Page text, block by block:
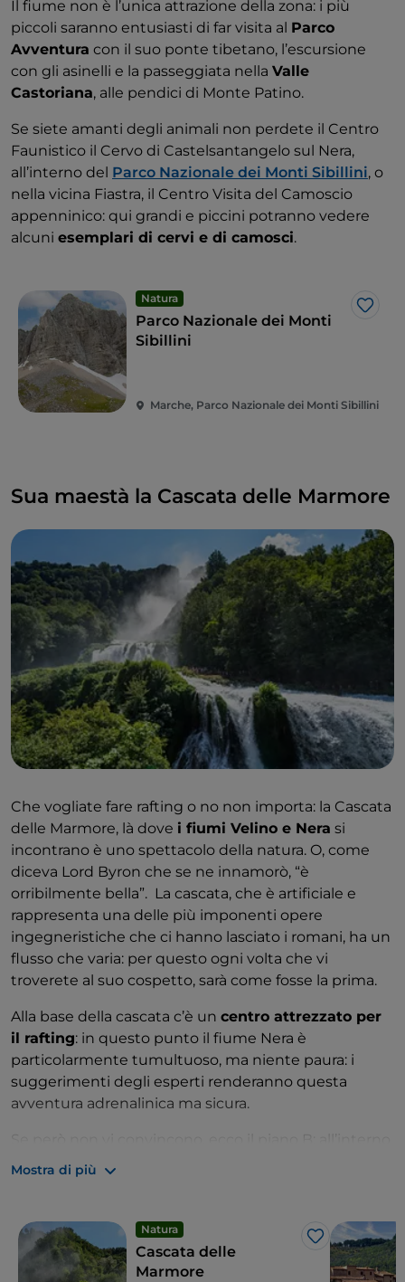
Il fiume non è l’unica attrazione della zona: i più
piccoli saranno entusiasti di far visita al Parco
Avventura con il suo ponte tibetano, l’escursione
con gli asinelli e la passeggiata nella Valle
Castoriana, alle pendici di Monte Patino.
Se siete amanti degli animali non perdete il Centro
Faunistico il Cervo di Castelsantangelo sul Nera,
all’interno del Parco Nazionale dei Monti Sibillini, o
nella vicina Fiastra, il Centro Visita del Camoscio
appenninico: qui grandi e piccini potranno vedere
alcuni esemplari di cervi e di camosci.
Natura
Like
Parco Nazionale dei Monti
Sibillini
Marche, Parco Nazionale dei Monti Sibillini
Sua maestà la Cascata delle Marmore
Che vogliate fare rafting o no non importa: la Cascata
delle Marmore, là dove i fiumi Velino e Nera si
incontrano è uno spettacolo della natura. O, come
diceva Lord Byron che se ne innamorò, “è
orribilmente bella”. La cascata, che è artificiale e
rappresenta una delle più imponenti opere
ingegneristiche che ci hanno lasciato i romani, ha un
flusso che varia: per questo ogni volta che vi
troverete al suo cospetto, sarà come fosse la prima.
Alla base della cascata c’è un centro attrezzato per
il rafting: in questo punto il fiume Nera è
particolarmente tumultuoso, ma niente paura: i
suggerimenti degli esperti renderanno questa
avventura adrenalinica ma sicura.
del
Parco fluviale del Nera
ed Arrone, si può navigare il fiume più placidamente
Mostra di più
Natura
Like
Cascata delle
Marmore